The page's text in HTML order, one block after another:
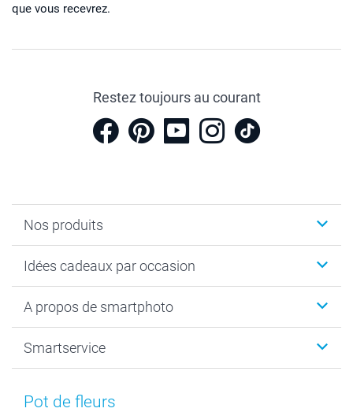
que vous recevrez.
Restez toujours au courant
Nos produits
Calendrier photo & Agenda photo
Tirage photo & agrandissement
Faire-part & Cartes
Coques smartphone
Idées cadeaux par occasion
Anniversaire
Naissance & baptême
Fête des Mères
A propos de smartphoto
Plan du site
Droit de rétraction
Smartservice
Aide
Pot de fleurs